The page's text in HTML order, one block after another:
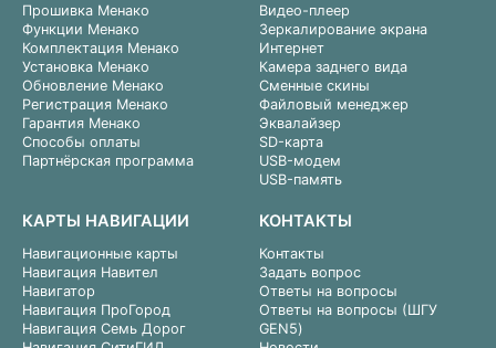
Прошивка Менако
Функции Менако
Комплектация Менако
Установка Менако
Обновление Менако
Регистрация Менако
Гарантия Менако
Способы оплаты
Партнёрская программа
Видео-плеер
Зеркалирование экрана
Интернет
Камера заднего вида
Сменные скины
Файловый менеджер
Эквалайзер
SD-карта
USB-модем
USB-память
КАРТЫ НАВИГАЦИИ
Навигационные карты
Навигация Навител
Навигатор
Навигация ПроГород
Навигация Семь Дорог
КОНТАКТЫ
Контакты
Задать вопрос
Ответы на вопросы
Ответы на вопросы (ШГУ
GEN5)